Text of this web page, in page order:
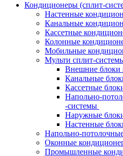
Кондиционеры (сплит-
Настенные
Канальные
Кассетные
Колонные
Мобильные
Мульти сплит-
Внешние блоки
Канальные
Кассетные
Напольно-
-системы
Наружные
Настенные
Напольно-
Оконные
Промышленные